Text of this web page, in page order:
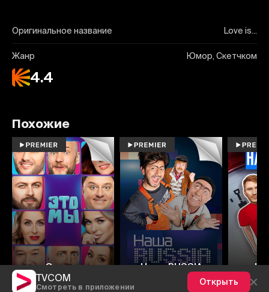
TVCOM
Смотреть в приложении
Открыть
Оригинальное название Love is...
Жанр Юмор, Скетчком
4.4
Похожие
Это мы Наша RUSSIA
6.2
На